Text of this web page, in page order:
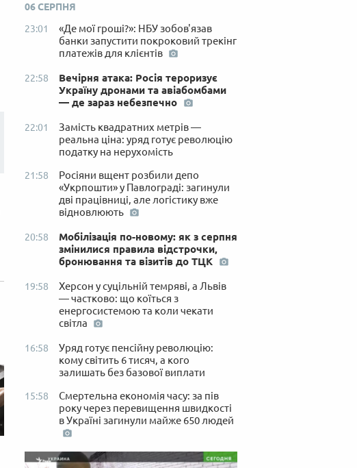
06 СЕРПНЯ
23:01
«Де мої гроші?»: НБУ зобов'язав
банки запустити покроковий трекінг
платежів для клієнтів
22:58
Вечірня атака: Росія тероризує
Україну дронами та авіабомбами
— де зараз небезпечно
22:01
Замість квадратних метрів —
реальна ціна: уряд готує революцію
податку на нерухомість
21:58
Росіяни вщент розбили депо
«Укрпошти» у Павлограді: загинули
дві працівниці, але логістику вже
відновлюють
20:58
Мобілізація по-новому: як з серпня
змінилися правила відстрочки,
бронювання та візитів до ТЦК
19:58
Херсон у суцільній темряві, а Львів
— частково: що коїться з
енергосистемою та коли чекати
світла
16:58
Уряд готує пенсійну революцію:
кому світить 6 тисяч, а кого
залишать без базової виплати
15:58
Смертельна економія часу: за пів
року через перевищення швидкості
в Україні загинули майже 650 людей